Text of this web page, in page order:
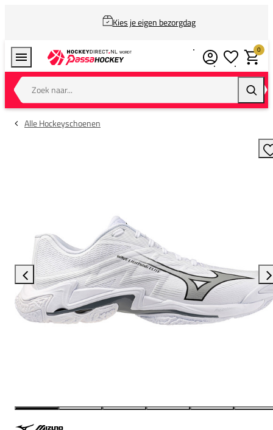
Kies je eigen bezorgdag
Zoek naar...
0
Alle Hockeyschoenen